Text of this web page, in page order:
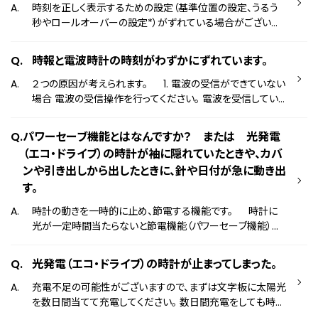
時刻を正しく表示するための設定（基準位置の設定、うるう
秒やロールオーバーの設定*）がずれている場合がございま
も、表示する時刻やカレンダーがずれてしまう場合がござい
ます。 なお、基準位置やロールオーバーの設定方法は製品に
よって異なるため、詳しくは取扱説明書をご確認ください。 取
扱説明書はこちら ※うるう秒やロールオーバーの設定は
時報と電波時計の時刻がわずかにずれています。
２つの原因が考えられます。 1. 電波の受信ができていない
場合 電波の受信操作を行ってください。 電波を受信してい
度で時刻を表示するため、正確な時刻からずれてしまう場合
がございます。 2. 時刻を正しく表示するための設定がず
れている場合 時刻を正しく表示するための設定（基準位置
の設定）を行ってください。 この設定がずれてしまっている場
合、電波を受信した後も、表示する時刻がずれてしまう場合
がございます。 なお、下記の操作や仕様は製品によって異
なるため、詳しくは取扱説明書をご確認ください。 ・電波
が受信できているかの確認方法 ・電波の受信方法 ・電波を
書はこちら
パワーセーブ機能とはなんですか？ または 光発電
（エコ・ドライブ）の時計が袖に隠れていたときや、カバ
ンや引き出しから出したときに、針や日付が急に動き出
す。
時計の動きを一時的に止め、節電する機能です。 時計に
光が一定時間当たらないと節電機能（パワーセーブ機能）が
電機能が解除され、再び針や日付が動き出します。 そのた
め、時計が袖に隠れていたときや、カバンや引き出しから出し
たときに、針や日付が急に動き出すことがあります。
光発電（エコ・ドライブ）の時計が止まってしまった。
充電不足の可能性がございますので、まずは文字板に太陽光
を数日間当てて充電してください。 数日間充電をしても時計